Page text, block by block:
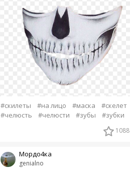
#скилеты #на лицо #маска
#скелет
#челюсть
#челюсти #зубы #зубки
1088
genialno
Мордо4ка